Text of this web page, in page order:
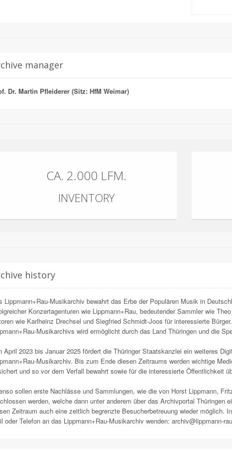
manager
Dr. Martin Pfleiderer (Sitz: HfM Weimar)
CA. 2.000 LFM.
INVENTORY
history
Lippmann+Rau-Musikarchiv bewahrt das Erbe der Populären Musik in
Konzertagenturen wie Lippmann+Rau, bedeutender Sammler wie
wie Karlheinz Drechsel und Siegfried Schmidt-Joos für interessierte
Musikarchivs wird ermöglicht durch das Land Thüringen und die
April 2023 bis Januar 2025 fördert die Thüringer Staatskanzlei ein weiteres
Musikarchiv. Bis zum Ende diesen Zeitraums werden wichtige
und so vor dem Verfall bewahrt sowie für die interessierte Öffentlichkeit
sollen erste Nachlässe und Sammlungen, wie die von Horst Lippmann,
werden, welche dann unter anderem über das Archivportal Thüringen
Zeitraum auch eine zeitlich begrenzte Besucherbetreuung wieder möglich.
oder Telefon an das Lippmann+Rau-Musikarchiv wenden: archiv@lippmann-